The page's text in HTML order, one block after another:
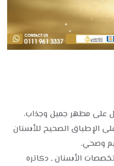
على مظهر جميل وجذاب،
الإطباق الصحيح للأسنان
وصحي.
الأسنان ـ دكاتره